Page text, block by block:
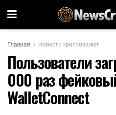
Главная Новости криптовалют
Пользователи
000 раз
WalletConnect